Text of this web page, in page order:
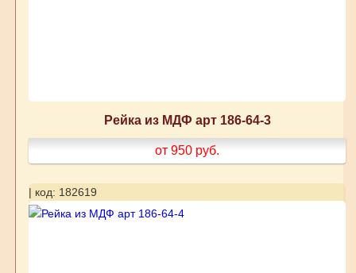
Рейка из МДФ арт 186-64-3
от 950 руб.
| код: 182619